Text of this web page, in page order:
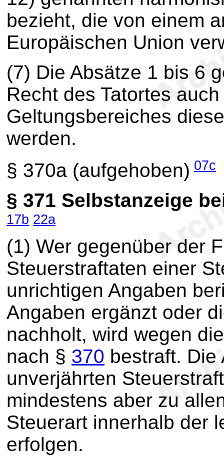
bezieht, die von einem
Europäischen Union
(7) Die Absätze 1 bis 6
Recht des Tatortes
Geltungsbereiches
werden.
§ 370a (aufgehoben) 07c
§ 371 Selbstanzeige
17b 22a
(1) Wer gegenüber der
Steuerstraftaten einer
unrichtigen Angaben
Angaben ergänzt oder
nachholt, wird wegen
nach § 370 bestraft. Die
unverjährten
mindestens aber zu
Steuerart innerhalb der
erfolgen.